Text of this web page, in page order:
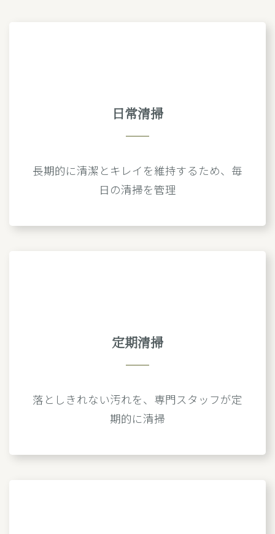
日常清掃
長期的に清潔とキレイを維持するため、毎
日の清掃を管理
定期清掃
落としきれない汚れを、専門スタッフが定
期的に清掃